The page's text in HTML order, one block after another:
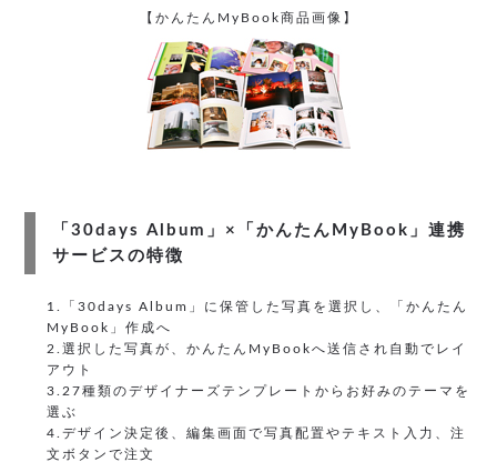
【かんたんMyBook商品画像】
「30days Album」×「かんたんMyBook」連携
サービスの特徴
1.「30days Album」に保管した写真を選択し、「かんたん
MyBook」作成へ
2.選択した写真が、かんたんMyBookへ送信され自動でレイ
アウト
3.27種類のデザイナーズテンプレートからお好みのテーマを
選ぶ
4.デザイン決定後、編集画面で写真配置やテキスト入力、注
文ボタンで注文